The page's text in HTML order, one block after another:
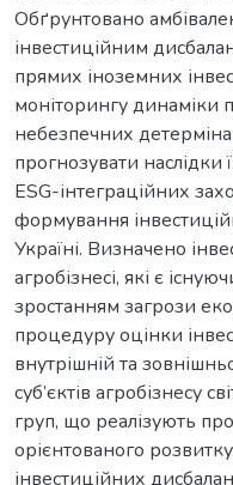
Обґрунтовано
інвестиційним
прямих іноземних
моніторингу динаміки
небезпечних
прогнозувати
ESG-інтеграційних
формування
Україні. Визначено
агробізнесі, які є
зростанням загрози
процедуру оцінки
внутрішній та
суб’єктів агробізнесу
груп, що реалізують
орієнтованого
інвестиційних